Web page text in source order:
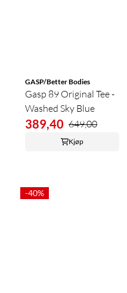
GASP/Better Bodies
Gasp 89 Original Tee -
Washed Sky Blue
389,40 649,00
Kjøp
-40%